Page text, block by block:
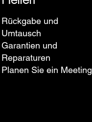
Rückgabe und
Umtausch
Garantien und
Reparaturen
Planen Sie ein Meeting